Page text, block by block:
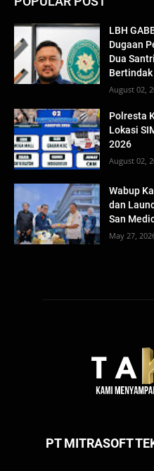
LBH
Dugaan
Dua
August 02,
Polresta
Lokasi
2026
August 02,
Wabup
dan
San
May 27,
PT MITRASOFT